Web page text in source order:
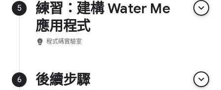
5
練習：建構 Water Me
應用程式
keyboard_arrow_down
emoji_objects 程式碼實驗室
6 後續步驟 keyboard_arrow_down